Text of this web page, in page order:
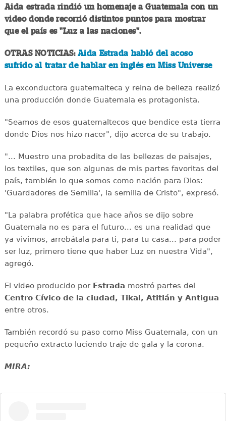
Aida estrada rindió un homenaje a Guatemala con un
video donde recorrió distintos puntos para mostrar
que el país es "Luz a las naciones".
OTRAS NOTICIAS: Aida Estrada habló del acoso
sufrido al tratar de hablar en inglés en Miss Universe
La exconductora guatemalteca y reina de belleza realizó
una producción donde Guatemala es protagonista.
"Seamos de esos guatemaltecos que bendice esta tierra
donde Dios nos hizo nacer", dijo acerca de su trabajo.
"... Muestro una probadita de las bellezas de paisajes,
los textiles, que son algunas de mis partes favoritas del
país, también lo que somos como nación para Dios:
'Guardadores de Semilla', la semilla de Cristo", expresó.
"La palabra profética que hace años se dijo sobre
Guatemala no es para el futuro... es una realidad que
ya vivimos, arrebátala para ti, para tu casa... para poder
ser luz, primero tiene que haber Luz en nuestra Vida",
agregó.
El video producido por Estrada mostró partes del
Centro Cívico de la ciudad, Tikal, Atitlán y Antigua
entre otros.
También recordó su paso como Miss Guatemala, con un
pequeño extracto luciendo traje de gala y la corona.
MIRA: